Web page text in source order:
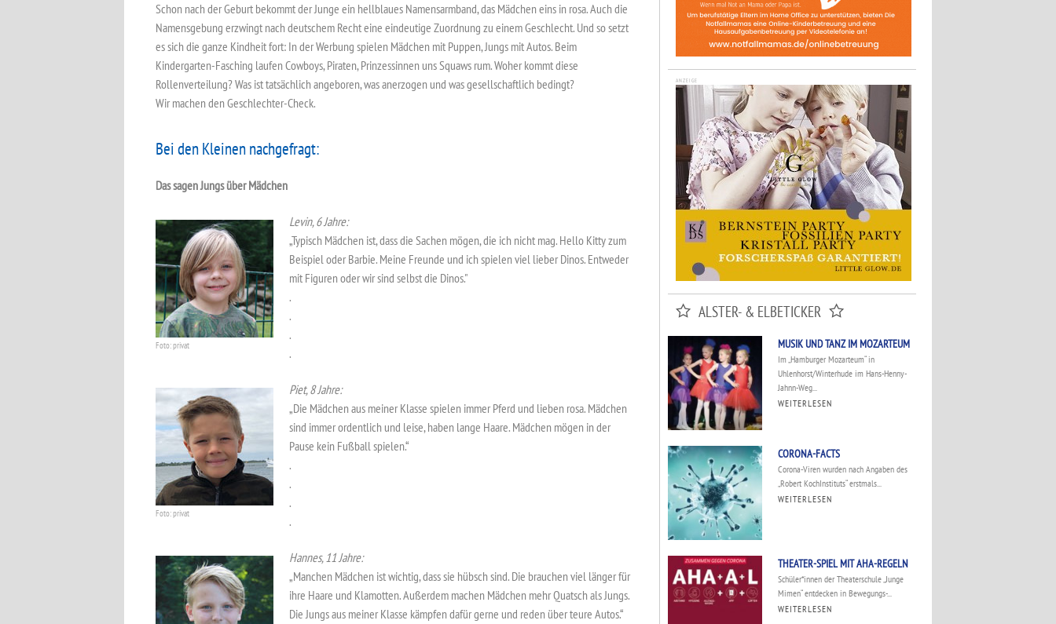
Schon nach der Geburt bekommt der Junge ein hellblaues Namensarmband, das Mädchen eins in rosa. Auch die
Namensgebung erzwingt nach deutschem Recht eine eindeutige Zuordnung zu einem Geschlecht. Und so setzt
es sich die ganze Kindheit fort: In der Werbung spielen Mädchen mit Puppen, Jungs mit Autos. Beim
Kindergarten-Fasching laufen Cowboys, Piraten, Prinzessinnen uns Squaws rum. Woher kommt diese
Rollenverteilung? Was ist tatsächlich angeboren, was anerzogen und was gesellschaftlich bedingt?
Wir machen den Geschlechter-Check.
Bei den Kleinen nachgefragt:
Das sagen Jungs über Mädchen
Foto: privat
Levin, 6 Jahre:
„Typisch Mädchen ist, dass die Sachen mögen, die ich nicht mag. Hello Kitty zum
Beispiel oder Barbie. Meine Freunde und ich spielen viel lieber Dinos. Entweder
mit Figuren oder wir sind selbst die Dinos."
.
.
.
.
Foto: privat
Piet, 8 Jahre:
„Die Mädchen aus meiner Klasse spielen immer Pferd und lieben rosa. Mädchen
sind immer ordentlich und leise, haben lange Haare. Mädchen mögen in der
Pause kein Fußball spielen.“
.
.
.
.
Hannes, 11 Jahre:
„Manchen Mädchen ist wichtig, dass sie hübsch sind. Die brauchen viel länger für
ihre Haare und Klamotten. Außerdem machen Mädchen mehr Quatsch als Jungs.
Die Jungs aus meiner Klasse kämpfen dafür gerne und reden über teure Autos.“
ANZEIGE
ALSTER- & ELBETICKER
MUSIK UND TANZ IM MOZARTEUM
Im „Hamburger Mozarteum“ in
Uhlenhorst/Winterhude im Hans-Henny-
Jahnn-Weg...
WEITERLESEN
CORONA-FACTS
Corona-Viren wurden nach Angaben des
„Robert KochInstituts“ erstmals...
WEITERLESEN
THEATER-SPIEL MIT AHA-REGELN
Schüler*innen der Theaterschule „Junge
Mimen“ entdecken in Bewegungs-...
WEITERLESEN